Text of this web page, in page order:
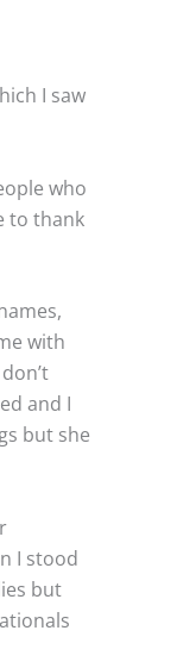
I saw
who
to thank
with
and I
but she
I stood
but